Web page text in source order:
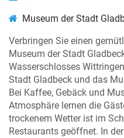
Museum der Stadt
Verbringen Sie einen
Museum der Stadt
Wasserschlosses
Stadt Gladbeck und das
Bei Kaffee, Gebäck und
Atmosphäre lernen die
trockenem Wetter ist im
Restaurants geöffnet. In